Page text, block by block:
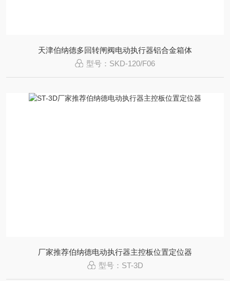
天津伯纳德多回转闸阀电动执行器铝合金箱体
型号：SKD-120/F06
厂家推荐伯纳德电动执行器主控板位置定位器
型号：ST-3D